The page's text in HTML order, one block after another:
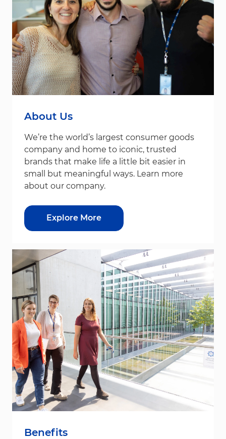
About Us
We’re the world’s largest consumer goods
company and home to iconic, trusted
brands that make life a little bit easier in
small but meaningful ways. Learn more
about our company.
Explore More
Benefits